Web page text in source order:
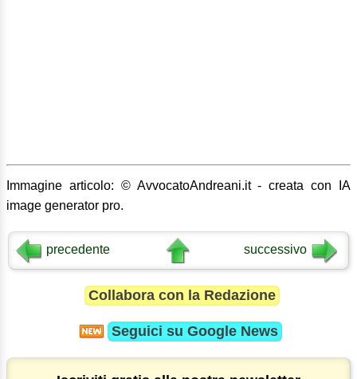
Immagine articolo: © AvvocatoAndreani.it - creata con IA
image generator pro.
precedente successivo
Collabora con la Redazione
Seguici su Google News